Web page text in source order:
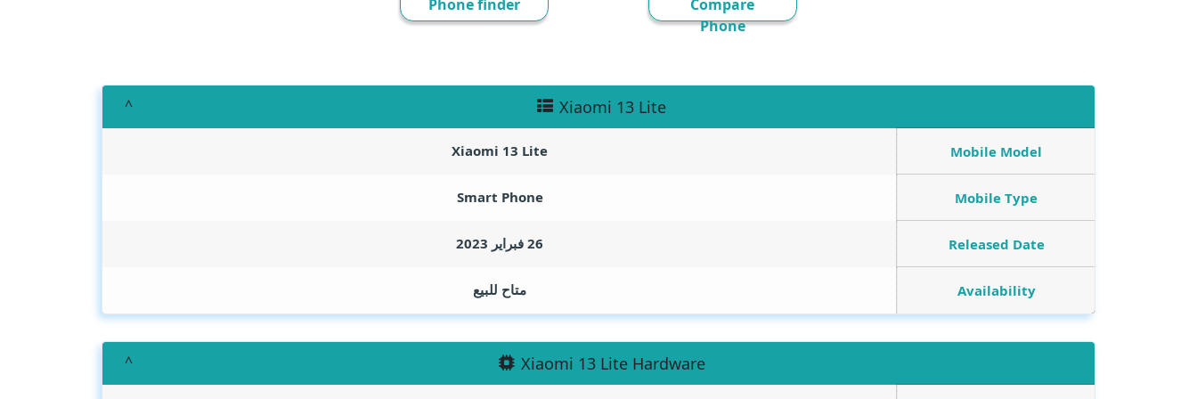
Compare
Phone
Phone finder
Xiaomi 13 Lite
Mobile Model
Xiaomi 13 Lite
Mobile Type
Smart Phone
Released Date 26 فبراير 2023
Availability متاح للبيع
Xiaomi 13 Lite Hardware